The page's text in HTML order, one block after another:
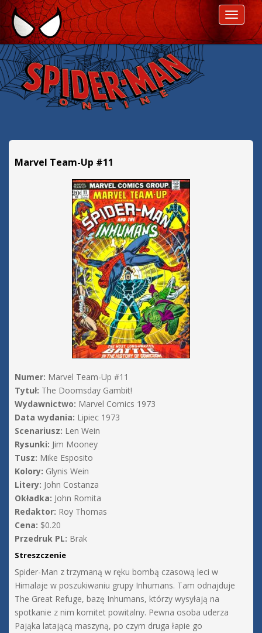
P
e
s
k
o
Marvel Team-Up #11
Numer: Marvel Team-Up #11
Tytuł: The Doomsday Gambit!
Wydawnictwo: Marvel Comics 1973
Data wydania: Lipiec 1973
Scenariusz: Len Wein
Rysunki: Jim Mooney
Tusz: Mike Esposito
Kolory: Glynis Wein
Litery: John Costanza
Okładka: John Romita
Redaktor: Roy Thomas
Cena: $0.20
Przedruk PL: Brak
Streszczenie
Spider-Man z trzymaną w ręku bombą czasową leci w
Himalaje w poszukiwaniu grupy Inhumans. Tam odnajduje
The Great Refuge, bazę Inhumans, którzy wysyłają na
spotkanie z nim komitet powitalny. Pewna osoba uderza
Pająka latającą maszyną, po czym druga łapie go